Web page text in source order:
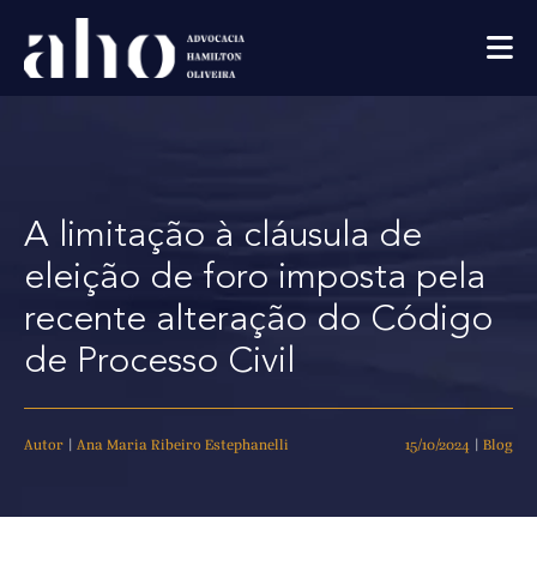
A limitação à cláusula de
eleição de foro imposta pela
recente alteração do Código
de Processo Civil
Autor | Ana Maria Ribeiro Estephanelli 15/10/2024 | Blog